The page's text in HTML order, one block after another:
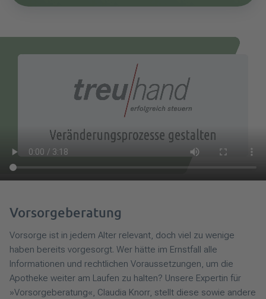
Vorsorgeberatung
Vorsorge ist in jedem Alter relevant, doch viel zu wenige
haben bereits vorgesorgt. Wer hätte im Ernstfall alle
Informationen und rechtlichen Voraussetzungen, um die
Apotheke weiter am Laufen zu halten? Unsere Expertin für
»Vorsorgeberatung«, Claudia Knorr, stellt diese sowie andere